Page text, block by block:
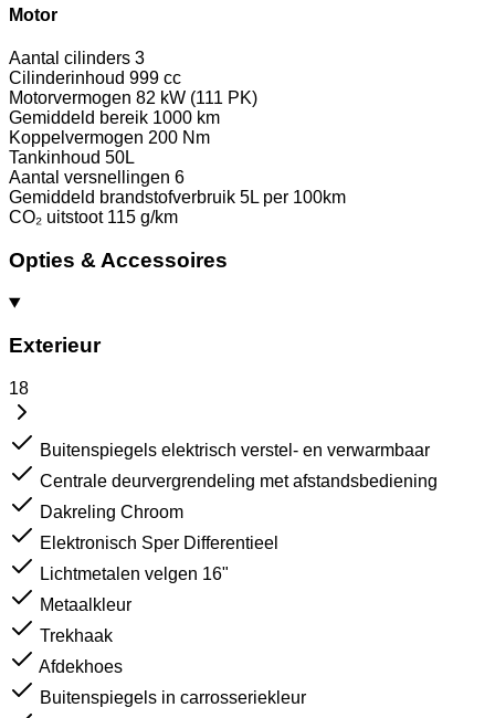
Motor
Aantal cilinders 3
Cilinderinhoud 999 cc
Motorvermogen 82 kW (111 PK)
Gemiddeld bereik 1000 km
Koppelvermogen 200 Nm
Tankinhoud 50L
Aantal versnellingen 6
Gemiddeld brandstofverbruik 5L per 100km
CO₂ uitstoot 115 g/km
Opties & Accessoires
Exterieur
18
Buitenspiegels elektrisch verstel- en verwarmbaar
Centrale deurvergrendeling met afstandsbediening
Dakreling Chroom
Elektronisch Sper Differentieel
Lichtmetalen velgen 16"
Metaalkleur
Trekhaak
Afdekhoes
Buitenspiegels in carrosseriekleur